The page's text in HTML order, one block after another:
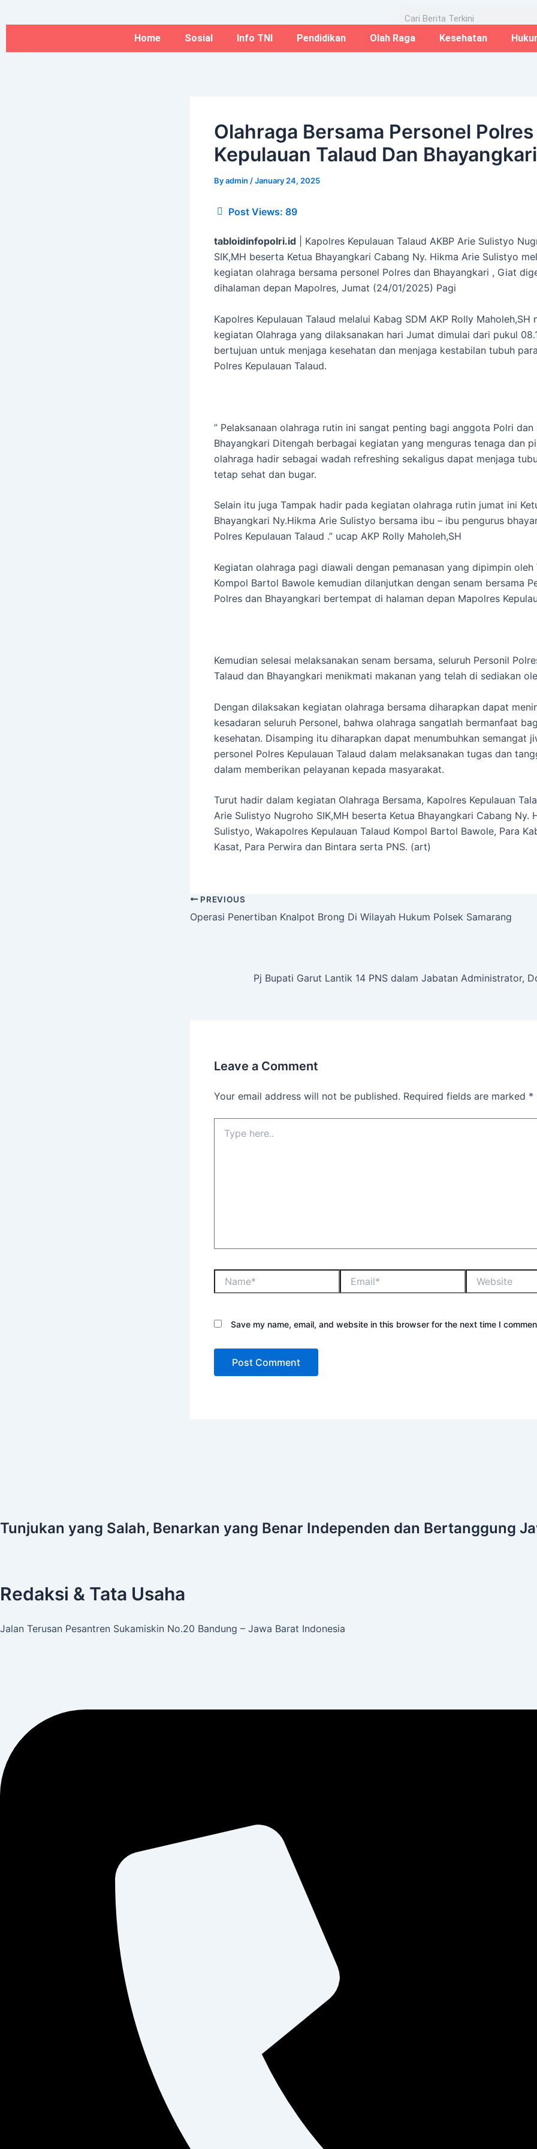
to
Home Sosial Info TNI Pendidikan Olah Raga Kesehatan
Olahraga Bersama Personel Polres
Kepulauan Talaud Dan Bhayangkari
Byadmin /January 24, 2025
Post Views: 89
tabloidinfopolri.id | Kapolres Kepulauan Talaud AKBP Arie Sulistyo
SIK,MH beserta Ketua Bhayangkari Cabang Ny. Hikma Arie Sulistyo
kegiatan olahraga bersama personel Polres dan Bhayangkari , Giat
dihalaman depan Mapolres, Jumat (24/01/2025) Pagi
Kapolres Kepulauan Talaud melalui Kabag SDM AKP Rolly Maholeh,SH
kegiatan Olahraga yang dilaksanakan hari Jumat dimulai dari pukul
bertujuan untuk menjaga kesehatan dan menjaga kestabilan tubuh
Polres Kepulauan Talaud.
” Pelaksanaan olahraga rutin ini sangat penting bagi anggota Polri dan
Bhayangkari Ditengah berbagai kegiatan yang menguras tenaga dan
olahraga hadir sebagai wadah refreshing sekaligus dapat menjaga
tetap sehat dan bugar.
Selain itu juga Tampak hadir pada kegiatan olahraga rutin jumat ini
Bhayangkari Ny.Hikma Arie Sulistyo bersama ibu – ibu pengurus
Polres Kepulauan Talaud .” ucap AKP Rolly Maholeh,SH
Kegiatan olahraga pagi diawali dengan pemanasan yang dipimpin oleh
Kompol Bartol Bawole kemudian dilanjutkan dengan senam bersama
Polres dan Bhayangkari bertempat di halaman depan Mapolres
Kemudian selesai melaksanakan senam bersama, seluruh Personil
Talaud dan Bhayangkari menikmati makanan yang telah di sediakan
Dengan dilaksakan kegiatan olahraga bersama diharapkan dapat
kesadaran seluruh Personel, bahwa olahraga sangatlah bermanfaat
kesehatan. Disamping itu diharapkan dapat menumbuhkan semangat
personel Polres Kepulauan Talaud dalam melaksanakan tugas dan
dalam memberikan pelayanan kepada masyarakat.
Turut hadir dalam kegiatan Olahraga Bersama, Kapolres Kepulauan
Arie Sulistyo Nugroho SIK,MH beserta Ketua Bhayangkari Cabang Ny.
Sulistyo, Wakapolres Kepulauan Talaud Kompol Bartol Bawole, Para
Kasat, Para Perwira dan Bintara serta PNS. (art)
PREVIOUS
Operasi Penertiban Knalpot Brong Di Wilayah Hukum Polsek Samarang
Pj Bupati Garut Lantik 14 PNS dalam Jabatan Administrator,
Leave a Comment
Your email address will not be published. Required fields are marked *
Save my name, email, and website in this browser for the next time I
Tunjukan yang Salah, Benarkan yang Benar Independen dan Bertanggung
Redaksi & Tata Usaha
Jalan Terusan Pesantren Sukamiskin No.20 Bandung – Jawa Barat Indonesia